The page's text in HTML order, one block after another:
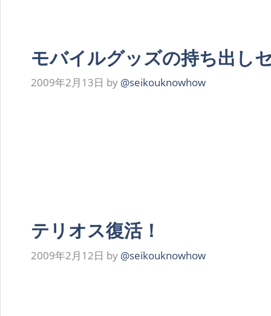
モバイルグッズの持ち出し
2009年2月13日 by @seikouknowhow
テリオス復活！
2009年2月12日 by @seikouknowhow